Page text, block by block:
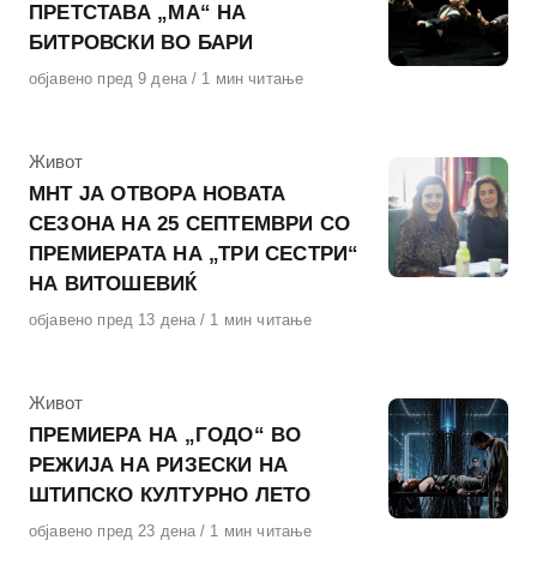
ПРЕТСТАВА „МА“ НА
БИТРОВСКИ ВО БАРИ
Објавено
објавено пред 9 дена 1 мин читање
КАтегорија
Живот
МНТ ЈА ОТВОРА НОВАТА
СЕЗОНА НА 25 СЕПТЕМВРИ СО
ПРЕМИЕРАТА НА „ТРИ СЕСТРИ“
НА ВИТОШЕВИЌ
Објавено
објавено пред 13 дена 1 мин читање
КАтегорија
Живот
ПРЕМИЕРА НА „ГОДО“ ВО
РЕЖИЈА НА РИЗЕСКИ НА
ШТИПСКО КУЛТУРНО ЛЕТО
Објавено
објавено пред 23 дена 1 мин читање